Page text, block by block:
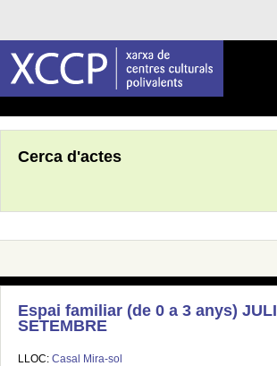
Cerca d'actes
Espai familiar (de 0 a 3 anys)
SETEMBRE
LLOC: Casal Mira-sol